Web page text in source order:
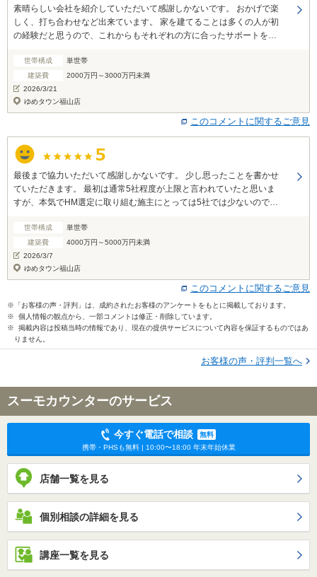
素晴らしい会社を紹介していただいて感謝しかないです。 おかげで楽
しく、打ち合わせなど出来ています。 家を建てることは多くの人が初
の経験だと思うので、これからもそれぞれの方に合ったサポートをし
世帯構成
単世帯
建築費
2000万円～3000万円未満
2026/3/21
ゆめタウン福山店
このコメントに関するご意見
最後まで協力いただいて感謝しかないです。 少し思ったことを書かせ
ていただきます。 最初は通常5社程度が上限と言われていたと思いま
すが、本気でHM選定に取り組む施主にとっては5社では少ないのでは
たいなと思うHMが数社ありました。 人の余力やスケジュールは多種
多様なので、期日とスケジュールの幅によって人それぞれHM選定の上
限が異なるのではないかと思いました。
世帯構成
単世帯
建築費
4000万円～5000万円未満
2026/3/7
ゆめタウン福山店
このコメントに関するご意見
※「お客様の声・評判」は、成約されたお客様のアンケートをもとに掲載しております。
※ 個人情報の観点から、一部コメントは修正・削除しています。
※ 掲載内容は投稿当時の情報であり、現在の提供サービスについて内容を保証するものではあ
りません。
お客様の声・評判一覧へ
スーモカウンターのサービス
今すぐ電話で相談
無料
携帯・PHSも無料 | 10:00〜18:00 年末年始休業
店舗一覧を見る
個別相談の詳細を見る
講座一覧を見る